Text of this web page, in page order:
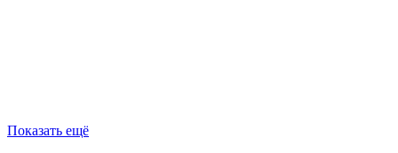
Показать ещё